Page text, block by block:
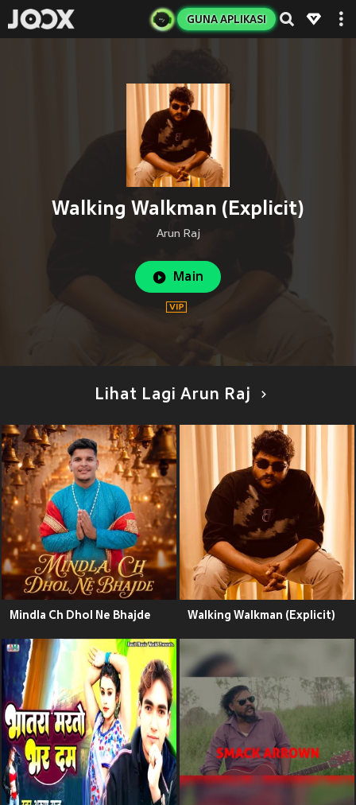
GUNA APLIKASI
Walking Walkman (Explicit)
Arun Raj
Main
Lihat Lagi Arun Raj
Mindla Ch Dhol Ne Bhajde Walking Walkman (Explicit)